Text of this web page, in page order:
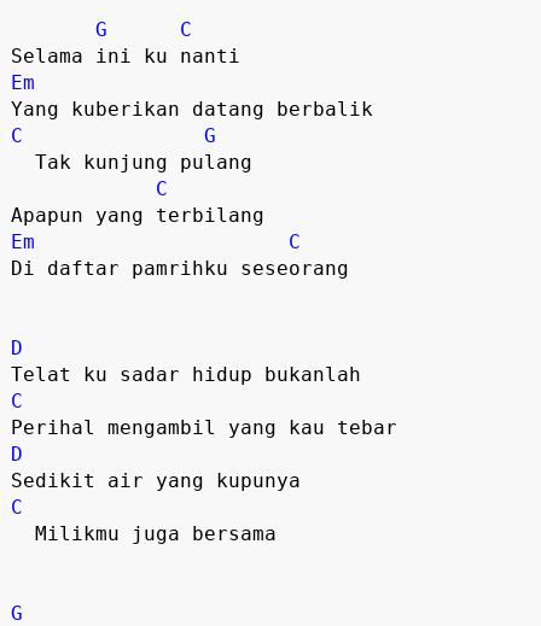
G
C
Em
Yang kuberikan datang berbalik
C
G
C
Em
C
Di daftar pamrihku seseorang
D
C
D
C
G